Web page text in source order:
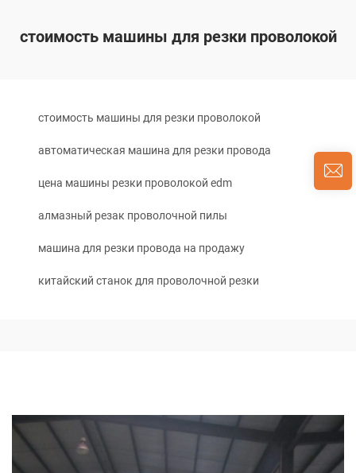
стоимость машины для резки проволокой
стоимость машины для резки проволокой
автоматическая машина для резки провода
цена машины резки проволокой edm
алмазный резак проволочной пилы
машина для резки провода на продажу
китайский станок для проволочной резки